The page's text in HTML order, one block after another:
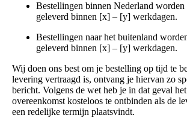
Bestellingen binnen Nederland worden
geleverd binnen [x] – [y] werkdagen.
Bestellingen naar het buitenland
geleverd binnen [x] – [y] werkdagen.
Wij doen ons best om je bestelling op tijd te
levering vertraagd is, ontvang je hiervan zo
bericht. Volgens de wet heb je in dat geval
overeenkomst kosteloos te ontbinden als de
een redelijke termijn plaatsvindt.